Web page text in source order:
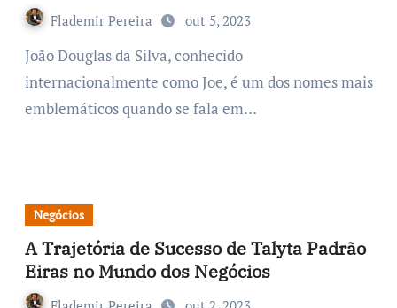
Flademir Pereira out 5, 2023
João Douglas da Silva, conhecido
internacionalmente como Joe, é um dos nomes mais
emblemáticos quando se fala em…
Negócios
A Trajetória de Sucesso de Talyta Padrão
Eiras no Mundo dos Negócios